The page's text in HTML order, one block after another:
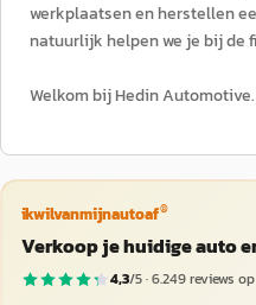
werkplaatsen en herstellen
natuurlijk helpen we je bij de
Welkom bij Hedin
ikwilvanmijnautoaf®
Verkoop je huidige auto
4,3/5 ·6.249reviews